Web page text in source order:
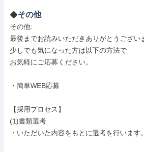
その他
その他:
最後までお読みいただきありがとうござい
少しでも気になった方は以下の方法で
お気軽にご応募ください。
・簡単WEB応募
【採用プロセス】
(1)書類選考
・いただいた内容をもとに選考を行います。